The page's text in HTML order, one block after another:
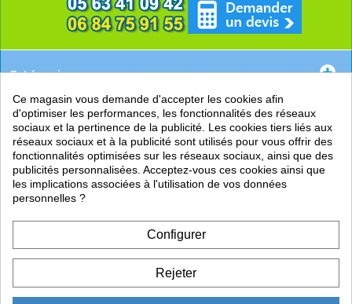
Catégories
EN SAVOIR +
PRATIQUE
LIENS
Ce magasin vous demande d'accepter les cookies afin
d'optimiser les performances, les fonctionnalités des réseaux
sociaux et la pertinence de la publicité. Les cookies tiers liés aux
réseaux sociaux et à la publicité sont utilisés pour vous offrir des
fonctionnalités optimisées sur les réseaux sociaux, ainsi que des
publicités personnalisées. Acceptez-vous ces cookies ainsi que
les implications associées à l'utilisation de vos données
personnelles ?
Configurer
Rejeter